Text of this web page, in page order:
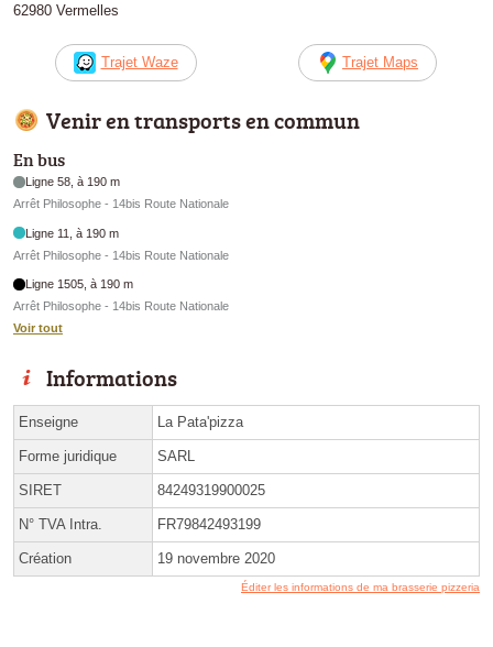
62980 Vermelles
Trajet Waze Trajet Maps
Venir en transports en commun
En bus
Ligne 58, à 190 m
Arrêt Philosophe - 14bis Route Nationale
Ligne 11, à 190 m
Arrêt Philosophe - 14bis Route Nationale
Ligne 1505, à 190 m
Arrêt Philosophe - 14bis Route Nationale
Voir tout
Informations
Enseigne La Pata'pizza
Forme juridique SARL
SIRET 84249319900025
N° TVA Intra. FR79842493199
Création 19 novembre 2020
Éditer les informations de ma brasserie pizzeria